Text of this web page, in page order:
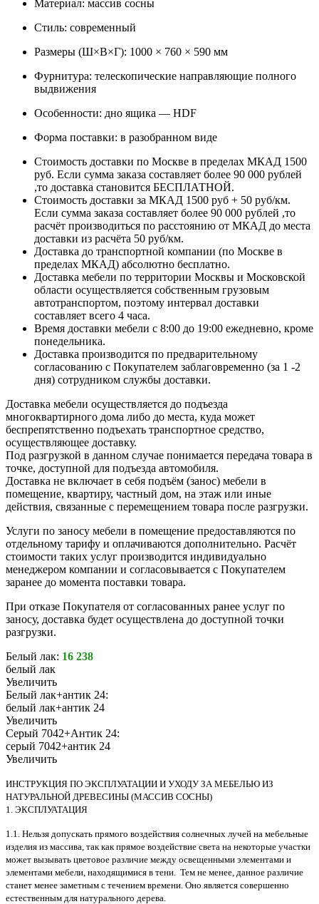
Материал: массив сосны
Стиль: современный
Размеры (Ш×В×Г): 1000 × 760 × 590 мм
Фурнитура: телескопические направляющие полного
выдвижения
Особенности: дно ящика — HDF
Форма поставки: в разобранном виде
Стоимость доставки по Москве в пределах МКАД 1500
руб. Если сумма заказа составляет более 90 000 рублей
,то доставка становится БЕСПЛАТНОЙ.
Стоимость доставки за МКАД 1500 руб + 50 руб/км.
Если сумма заказа составляет более 90 000 рублей ,то
расчёт производиться по расстоянию от МКАД до места
доставки из расчёта 50 руб/км.
Доставка до транспортной компании (по Москве в
пределах МКАД) абсолютно бесплатно.
Доставка мебели по территории Москвы и Московской
области осуществляется собственным грузовым
автотранспортом, поэтому интервал доставки
составляет всего 4 часа.
Время доставки мебели с 8:00 до 19:00 ежедневно, кроме
понедельника.
Доставка производится по предварительному
согласованию с Покупателем заблаговременно (за 1 -2
дня) сотрудником службы доставки.
Доставка мебели осуществляется до подъезда
многоквартирного дома либо до места, куда может
беспрепятственно подъехать транспортное средство,
осуществляющее доставку.
Под разгрузкой в данном случае понимается передача товара в
точке, доступной для подъезда автомобиля.
Доставка не включает в себя подъём (занос) мебели в
помещение, квартиру, частный дом, на этаж или иные
действия, связанные с перемещением товара после разгрузки.
Услуги по заносу мебели в помещение предоставляются по
отдельному тарифу и оплачиваются дополнительно. Расчёт
стоимости таких услуг производится индивидуально
менеджером компании и согласовывается с Покупателем
заранее до момента поставки товара.
При отказе Покупателя от согласованных ранее услуг по
заносу, доставка будет осуществлена до доступной точки
разгрузки.
Белый лак: 16 238
белый лак
Увеличить
Белый лак+антик 24:
белый лак+антик 24
Увеличить
Серый 7042+Антик 24:
серый 7042+антик 24
Увеличить
ИНСТРУКЦИЯ ПО ЭКСПЛУАТАЦИИ И УХОДУ ЗА МЕБЕЛЬЮ ИЗ
НАТУРАЛЬНОЙ ДРЕВЕСИНЫ (МАССИВ СОСНЫ)
1. ЭКСПЛУАТАЦИЯ
1.1. Нельзя допускать прямого воздействия солнечных лучей на мебельные
изделия из массива, так как прямое воздействие света на некоторые участки
может вызывать цветовое различие между освещенными элементами и
элементами мебели, находящимися в тени. Тем не менее, данное различие
станет менее заметным с течением времени. Оно является совершенно
естественным для натурального дерева.